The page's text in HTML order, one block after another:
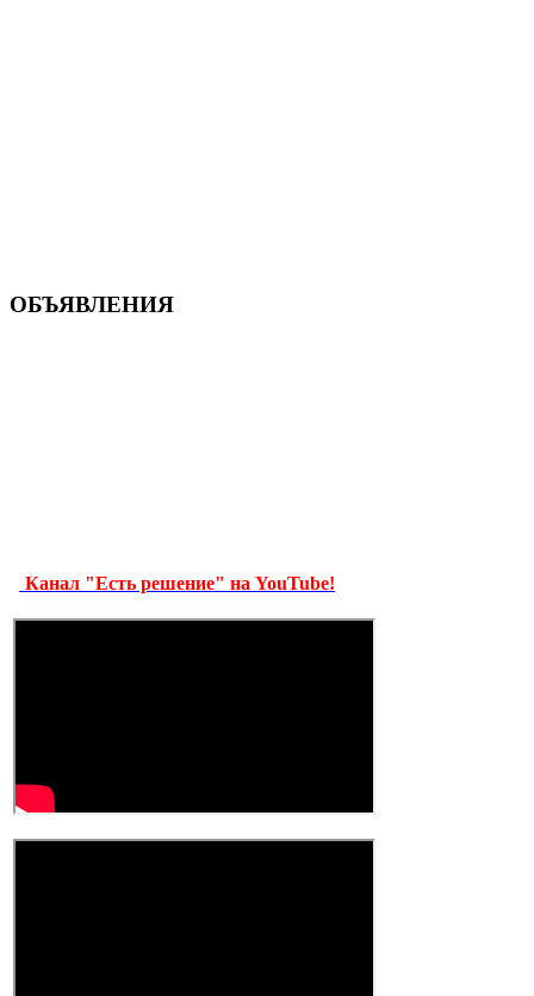
ОБЪЯВЛЕНИЯ
Канал "Есть решение" на YouTube!